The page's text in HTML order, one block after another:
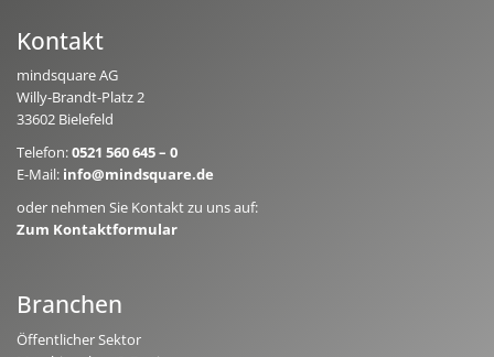
Kontakt
mindsquare AG
Willy-Brandt-Platz 2
33602 Bielefeld
Telefon:0521 560 645 – 0
E-Mail: info@mindsquare.de
oder nehmen Sie Kontakt zu uns auf:
Zum Kontaktformular
Branchen
Öffentlicher Sektor